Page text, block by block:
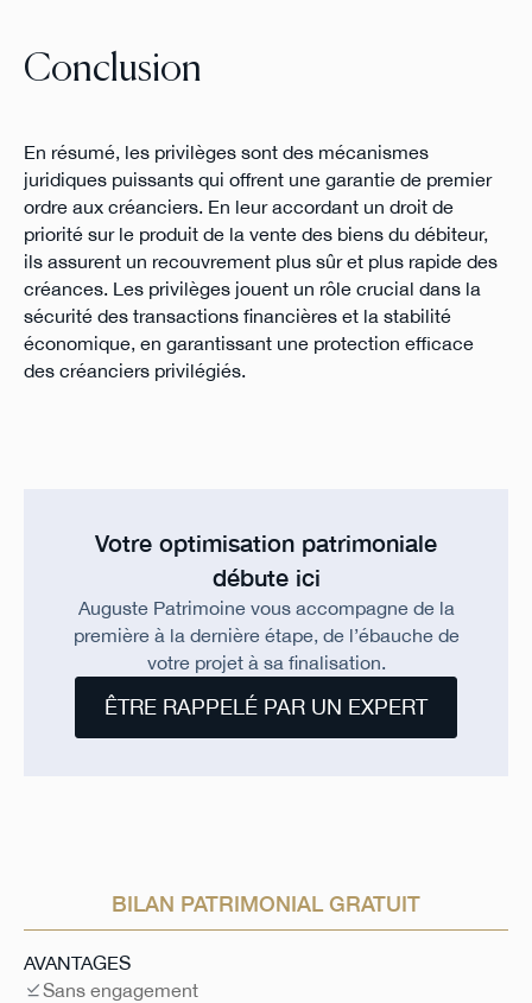
Conclusion
En résumé, les privilèges sont des mécanismes
juridiques puissants qui offrent une garantie de premier
ordre aux créanciers. En leur accordant un droit de
priorité sur le produit de la vente des biens du débiteur,
ils assurent un recouvrement plus sûr et plus rapide des
créances. Les privilèges jouent un rôle crucial dans la
sécurité des transactions financières et la stabilité
économique, en garantissant une protection efficace
des créanciers privilégiés.
Votre optimisation patrimoniale
débute ici
Auguste Patrimoine vous accompagne de la
première à la dernière étape, de l’ébauche de
votre projet à sa finalisation.
ÊTRE RAPPELÉ PAR UN EXPERT
BILAN PATRIMONIAL GRATUIT
AVANTAGES
Sans engagement